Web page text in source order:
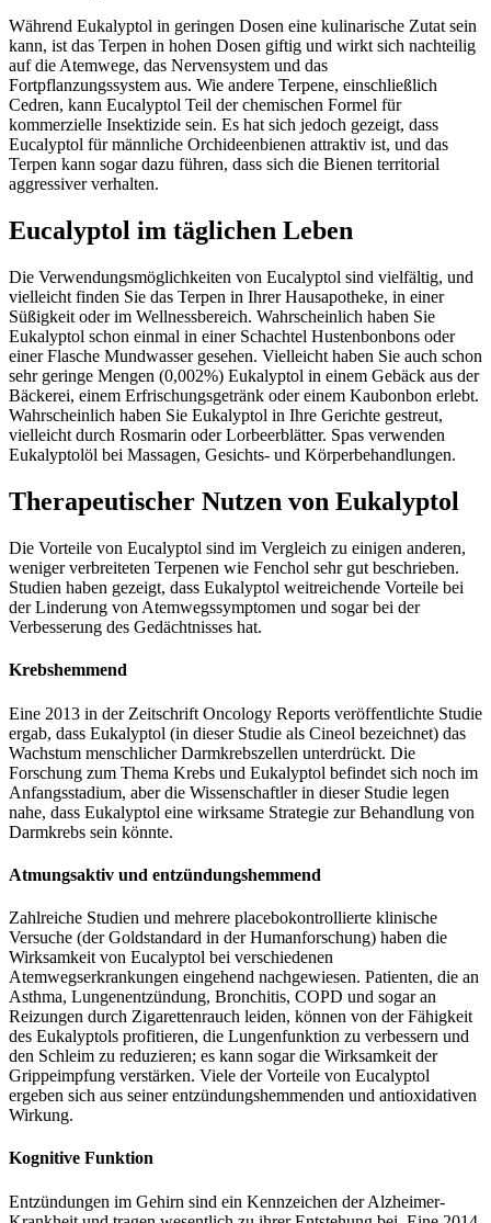
Während Eukalyptol in geringen Dosen eine kulinarische Zutat sein
kann, ist das Terpen in hohen Dosen giftig und wirkt sich nachteilig
auf die Atemwege, das Nervensystem und das
Fortpflanzungssystem aus. Wie andere Terpene, einschließlich
Cedren, kann Eucalyptol Teil der chemischen Formel für
kommerzielle Insektizide sein. Es hat sich jedoch gezeigt, dass
Eucalyptol für männliche Orchideenbienen attraktiv ist, und das
Terpen kann sogar dazu führen, dass sich die Bienen territorial
aggressiver verhalten.
Eucalyptol im täglichen Leben
Die Verwendungsmöglichkeiten von Eucalyptol sind vielfältig, und
vielleicht finden Sie das Terpen in Ihrer Hausapotheke, in einer
Süßigkeit oder im Wellnessbereich. Wahrscheinlich haben Sie
Eukalyptol schon einmal in einer Schachtel Hustenbonbons oder
einer Flasche Mundwasser gesehen. Vielleicht haben Sie auch schon
sehr geringe Mengen (0,002%) Eukalyptol in einem Gebäck aus der
Bäckerei, einem Erfrischungsgetränk oder einem Kaubonbon erlebt.
Wahrscheinlich haben Sie Eukalyptol in Ihre Gerichte gestreut,
vielleicht durch Rosmarin oder Lorbeerblätter. Spas verwenden
Eukalyptolöl bei Massagen, Gesichts- und Körperbehandlungen.
Therapeutischer Nutzen von Eukalyptol
Die Vorteile von Eucalyptol sind im Vergleich zu einigen anderen,
weniger verbreiteten Terpenen wie Fenchol sehr gut beschrieben.
Studien haben gezeigt, dass Eukalyptol weitreichende Vorteile bei
der Linderung von Atemwegssymptomen und sogar bei der
Verbesserung des Gedächtnisses hat.
Krebshemmend
Eine 2013 in der Zeitschrift Oncology Reports veröffentlichte Studie
ergab, dass Eukalyptol (in dieser Studie als Cineol bezeichnet) das
Wachstum menschlicher Darmkrebszellen unterdrückt. Die
Forschung zum Thema Krebs und Eukalyptol befindet sich noch im
Anfangsstadium, aber die Wissenschaftler in dieser Studie legen
nahe, dass Eukalyptol eine wirksame Strategie zur Behandlung von
Darmkrebs sein könnte.
Atmungsaktiv und entzündungshemmend
Zahlreiche Studien und mehrere placebokontrollierte klinische
Versuche (der Goldstandard in der Humanforschung) haben die
Wirksamkeit von Eucalyptol bei verschiedenen
Atemwegserkrankungen eingehend nachgewiesen. Patienten, die an
Asthma, Lungenentzündung, Bronchitis, COPD und sogar an
Reizungen durch Zigarettenrauch leiden, können von der Fähigkeit
des Eukalyptols profitieren, die Lungenfunktion zu verbessern und
den Schleim zu reduzieren; es kann sogar die Wirksamkeit der
Grippeimpfung verstärken. Viele der Vorteile von Eucalyptol
ergeben sich aus seiner entzündungshemmenden und antioxidativen
Wirkung.
Kognitive Funktion
Entzündungen im Gehirn sind ein Kennzeichen der Alzheimer-